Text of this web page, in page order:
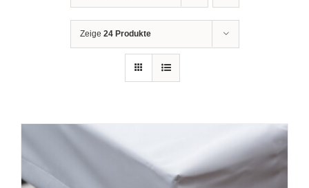
Zeige 24 Produkte